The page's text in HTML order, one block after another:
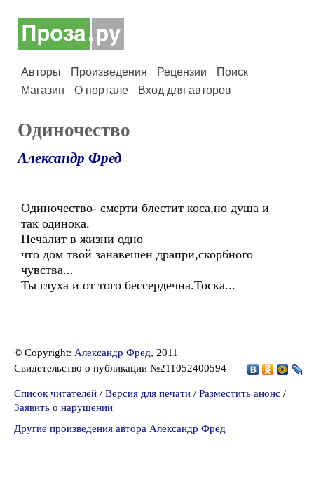
Авторы Произведения Рецензии
Поиск
Магазин
О портале Вход для авторов
Одиночество
Александр Фред
Одиночество- смерти блестит коса,но душа и
так одинока.
Печалит в жизни одно
что дом твой занавешен драпри,скорбного
чувства...
Ты глуха и от того бессердечна.Тоска...
© Copyright: Александр Фред, 2011
Свидетельство о публикации №211052400594
Список читателей / Версия для печати / Разместить анонс /
Заявить о нарушении
Другие произведения автора Александр Фред